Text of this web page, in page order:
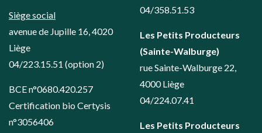
Siège social
avenue de Jupille 16, 4020
Liège
04/223.15.51 (option 2)
BCE n°0680.420.257
Certification bio Certysis
n°3056406
04/358.51.53
Les Petits Producteurs
(Sainte-Walburge)
rue Sainte-Walburge 22,
4000 Liège
04/224.07.41
Les Petits Producteurs